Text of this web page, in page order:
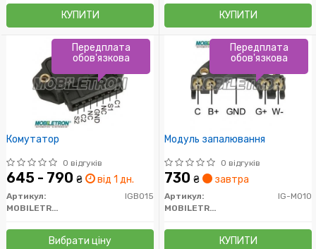
КУПИТИ КУПИТИ
Комутатор
0 відгуків
645 - 790 ₴ від 1 дн.
Артикул:
IGB015
MOBILETRON
Вибрати ціну
Передплата
обов'язкова
Модуль запалювання
0 відгуків
730 ₴ завтра
Артикул:
IG-M010
MOBILETRON
КУПИТИ
Передплата
обов'язкова